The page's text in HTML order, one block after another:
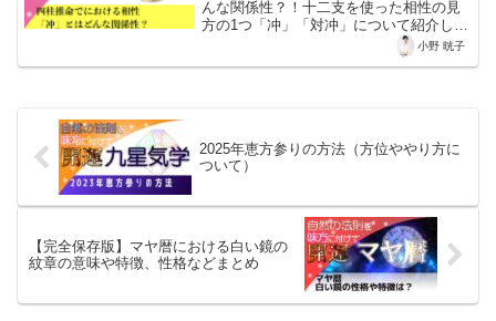
んな関係性？！十二支を使った相性の見
方の1つ「冲」「対冲」について紹介して
小野 晄子
2025年恵方参りの方法（方位ややり方に
ついて）
【完全保存版】マヤ暦における白い鏡の
紋章の意味や特徴、性格などまとめ